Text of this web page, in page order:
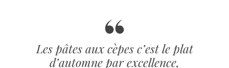
Les pâtes aux cèpes c’est le plat
d’automne par excellence,